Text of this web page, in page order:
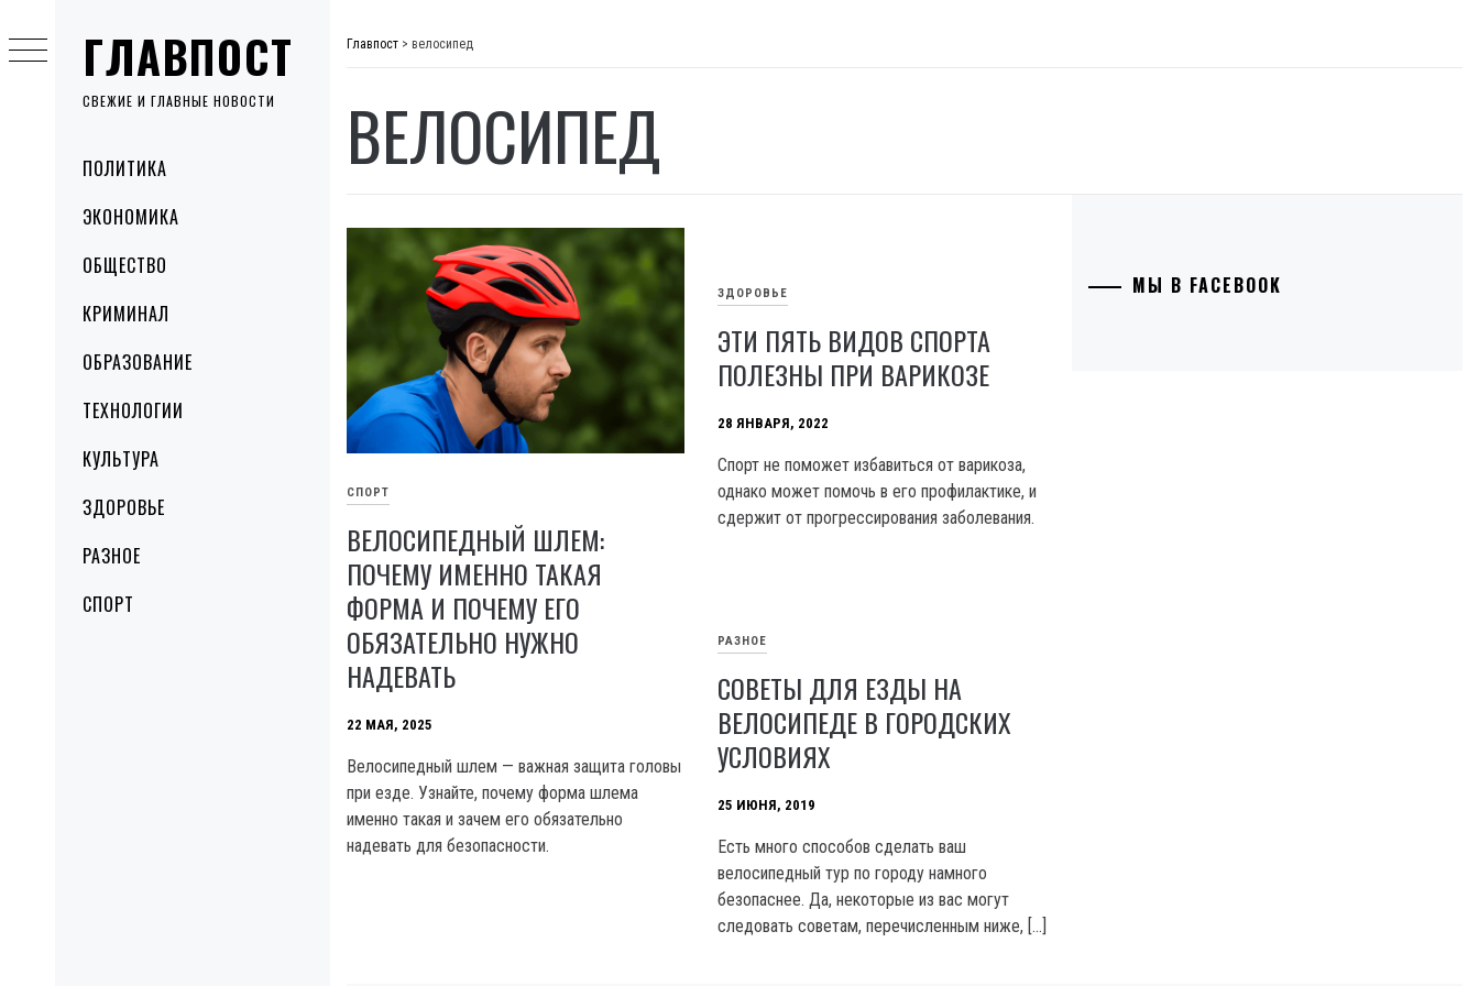
ГЛАВПОСТ
СВЕЖИЕ И ГЛАВНЫЕ НОВОСТИ
MenuПОЛИТИКА
ЭКОНОМИКА
ОБЩЕСТВО
КРИМИНАЛ
ОБРАЗОВАНИЕ
ТЕХНОЛОГИИ
КУЛЬТУРА
ЗДОРОВЬЕ
РАЗНОЕ
СПОРТ
to
content
Главпост > велосипед
ВЕЛОСИПЕД
СПОРТ
ВЕЛОСИПЕДНЫЙ ШЛЕМ:
ПОЧЕМУ ИМЕННО ТАКАЯ
ФОРМА И ПОЧЕМУ ЕГО
ОБЯЗАТЕЛЬНО НУЖНО
НАДЕВАТЬ
22 МАЯ, 2025
Велосипедный шлем — важная защита головы
при езде. Узнайте, почему форма шлема
именно такая и зачем его обязательно
надевать для безопасности.
ЗДОРОВЬЕ
ЭТИ ПЯТЬ ВИДОВ СПОРТА
ПОЛЕЗНЫ ПРИ ВАРИКОЗЕ
28 ЯНВАРЯ, 2022
Спорт не поможет избавиться от варикоза,
однако может помочь в его профилактике, и
сдержит от прогрессирования заболевания.
РАЗНОЕ
СОВЕТЫ ДЛЯ ЕЗДЫ НА
ВЕЛОСИПЕДЕ В ГОРОДСКИХ
УСЛОВИЯХ
25 ИЮНЯ, 2019
Есть много способов сделать ваш
велосипедный тур по городу намного
безопаснее. Да, некоторые из вас могут
следовать советам, перечисленным ниже, […]
МЫ В FACEBOOK